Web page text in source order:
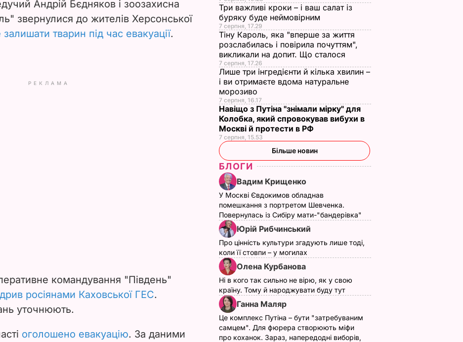
e
o
Андрій Бєдняков і зоозахисна
звернулися до жителів Херсонської
залишати тварин під час евакуації.
РЕКЛАМА
командування "Південь"
росіянами Каховської ГЕС.
уточнюють.
оголошено евакуацію. За даними
Три важливі кроки – і ваш салат із
буряку буде неймовірним
7 серпня, 17.29
Тіну Кароль, яка "вперше за життя
розслабилась і повірила почуттям",
викликали на допит. Що сталося
7 серпня, 17.26
Лише три інгредієнти й кілька хвилин –
і ви отримаєте вдома натуральне
морозиво
7 серпня, 16.17
Навіщо з Путіна "знімали мірку" для
Колобка, який спровокував вибухи в
Москві й протести в РФ
7 серпня, 15.53
Більше новин
БЛОГИ
Вадим Крищенко
У Москві Євдокимов обладнав
помешкання з портретом Шевченка.
Повернулась із Сибіру мати-"бандерівка"
Юрій Рибчинський
Про цінність культури згадують лише тоді,
коли її стовпи – у могилах
Олена Курбанова
Ні в кого так сильно не вірю, як у свою
країну. Тому й народжувати буду тут
Ганна Маляр
Це комплекс Путіна – бути "затребуваним
самцем". Для фюрера створюють міфи
про коханок. Зараз, напередодні виборів,